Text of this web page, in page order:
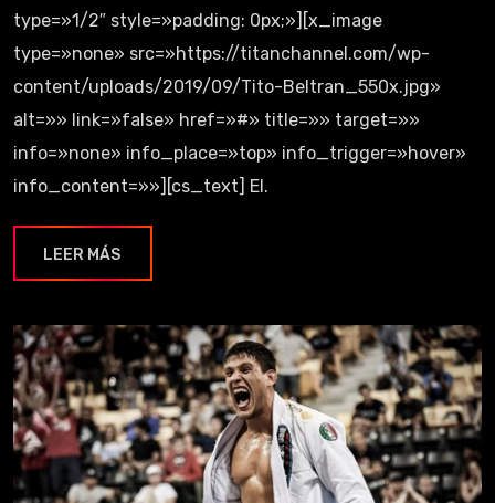
type=»1/2″ style=»padding: 0px;»][x_image
type=»none» src=»https://titanchannel.com/wp-
content/uploads/2019/09/Tito-Beltran_550x.jpg»
alt=»» link=»false» href=»#» title=»» target=»»
info=»none» info_place=»top» info_trigger=»hover»
info_content=»»][cs_text] El.
LEER MÁS